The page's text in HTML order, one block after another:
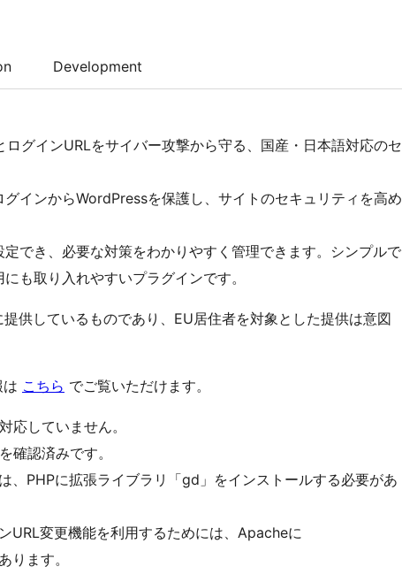
Development
グインURLをサイバー攻撃から守る、国産・日本語対応のセ
インからWordPressを保護し、サイトのセキュリティを高め
でき、必要な対策をわかりやすく管理できます。シンプルで
も取り入れやすいプラグインです。
供しているものであり、EU居住者を対象とした提供は意図
は こちら でご覧いただけます。
応していません。
確認済みです。
、PHPに拡張ライブラリ「gd」をインストールする必要があ
URL変更機能を利用するためには、Apacheに
ります。